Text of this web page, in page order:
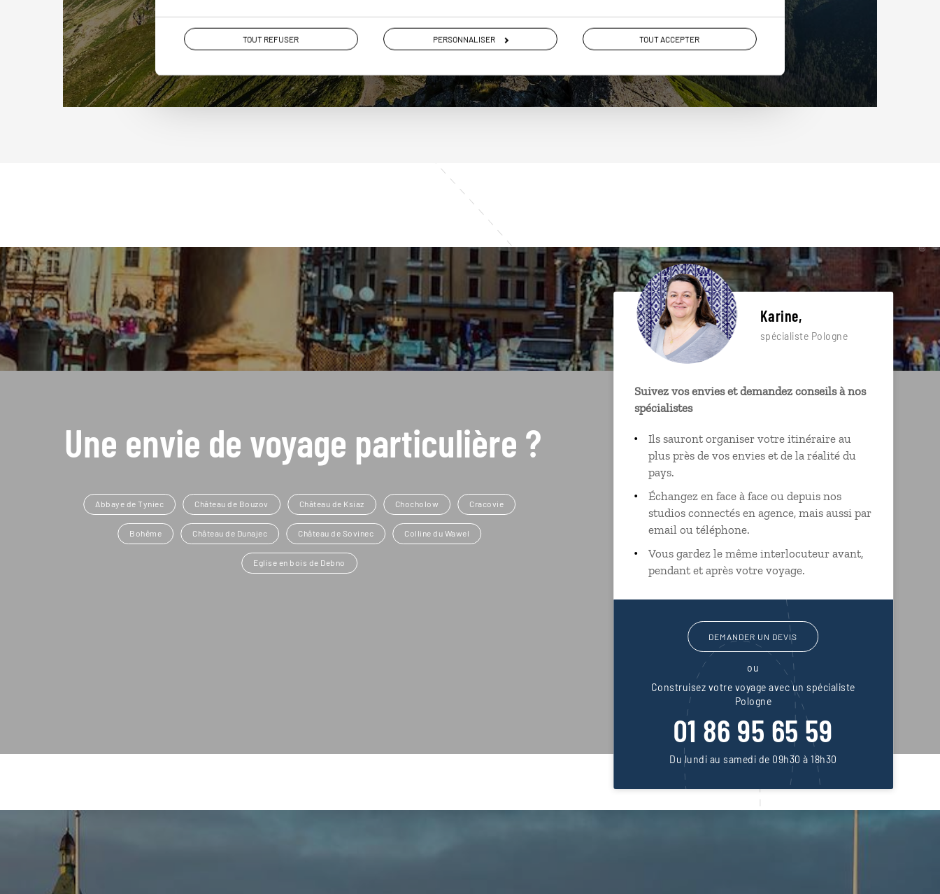
TOUT REFUSER PERSONNALISER TOUT ACCEPTER
DÉCOUVRIR
Une envie de voyage particulière ?
Abbaye de Tyniec Château de Bouzov Château de Ksiaz Chocholow Cracovie
Bohême Château de Dunajec Château de Sovinec Colline du Wawel
Eglise en bois de Debno
Karine,
spécialiste Pologne
Suivez vos envies et demandez conseils à nos
spécialistes
Ils sauront organiser votre itinéraire au
plus près de vos envies et de la réalité du
pays.
Échangez en face à face ou depuis nos
studios connectés en agence, mais aussi par
email ou téléphone.
Vous gardez le même interlocuteur avant,
pendant et après votre voyage.
DEMANDER UN DEVIS
ou
Construisez votre voyage avec un spécialiste
Pologne
01 86 95 65 59
Du lundi au samedi de 09h30 à 18h30